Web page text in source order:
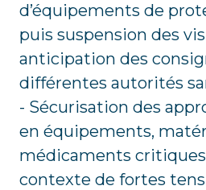
d’équipements de
puis suspension des
anticipation des
différentes autorités
- Sécurisation des
en équipements,
médicaments
contexte de fortes